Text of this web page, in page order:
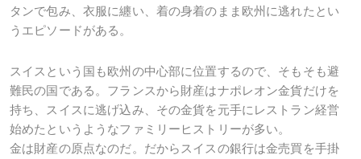
タンで包み、衣服に纏い、着の身着のまま欧州に逃れたとい
うエピソードがある。
スイスという国も欧州の中心部に位置するので、そもそも避
難民の国である。フランスから財産はナポレオン金貨だけを
持ち、スイスに逃げ込み、その金貨を元手にレストラン経営
始めたというようなファミリーヒストリーが多い。
金は財産の原点なのだ。だからスイスの銀行は金売買を手掛